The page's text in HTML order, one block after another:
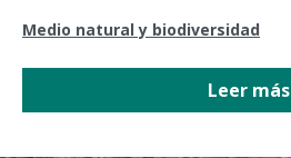
Medio natural y biodiversidad
Leer más